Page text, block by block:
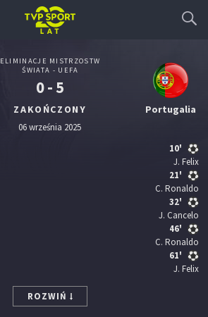
ELIMINACJE MISTRZOSTW
ŚWIATA - UEFA
0 - 5
ZAKOŃCZONY
06 września 2025
Portugalia
10'
J. Felix
21'
C. Ronaldo
32'
J. Cancelo
46'
C. Ronaldo
61'
J. Felix
ROZWIŃ